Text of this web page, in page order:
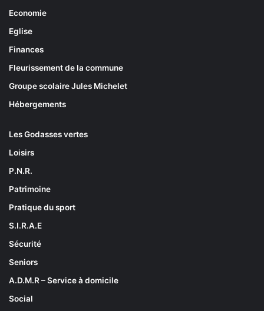
Economie
Eglise
Finances
Fleurissement de la commune
Groupe scolaire Jules Michelet
Hébergements
Les Godasses vertes
Loisirs
P.N.R.
Patrimoine
Pratique du sport
S.I.R.A.E
Sécurité
Seniors
A.D.M.R – Service à domicile
Social